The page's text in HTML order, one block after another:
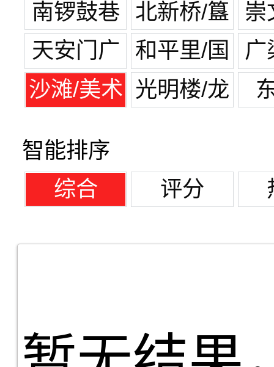
南锣鼓巷
北新桥/簋
街
崇
天安门广
场
和平里/国
展中心
广
沙滩/美术 光明楼/龙
智能排序
综合
评分